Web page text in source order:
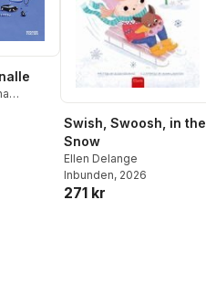
Swish, Swoosh, in the
Snow
Ellen Delange
Inbunden, 2026
271 kr